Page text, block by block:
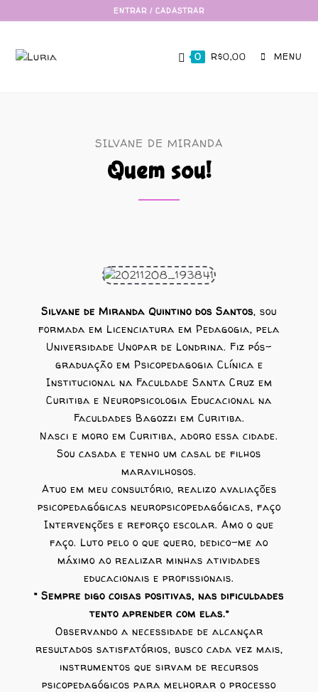
ENTRAR / CADASTRAR
0 R$0,00 MENU
SILVANE DE MIRANDA
Quem sou!
Silvane de Miranda Quintino dos Santos, sou
formada em Licenciatura em Pedagogia, pela
Universidade Unopar de Londrina. Fiz pós-
graduação em Psicopedagogia Clínica e
Institucional na Faculdade Santa Cruz em
Curitiba e Neuropsicologia Educacional na
Faculdades Bagozzi em Curitiba.
Nasci e moro em Curitiba, adoro essa cidade.
Sou casada e tenho um casal de filhos
maravilhosos.
Atuo em meu consultório, realizo avaliações
psicopedagógicas neuropsicopedagógicas, faço
Intervenções e reforço escolar. Amo o que
faço. Luto pelo o que quero, dedico-me ao
máximo ao realizar minhas atividades
educacionais e profissionais.
” Sempre digo coisas positivas, nas dificuldades
tento aprender com elas.”
Observando a necessidade de alcançar
resultados satisfatórios, busco cada vez mais,
instrumentos que sirvam de recursos
psicopedagógicos para melhorar o processo